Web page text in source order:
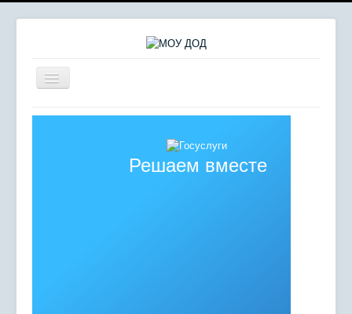
Включить/
выключить
Главная
Решаем вместе